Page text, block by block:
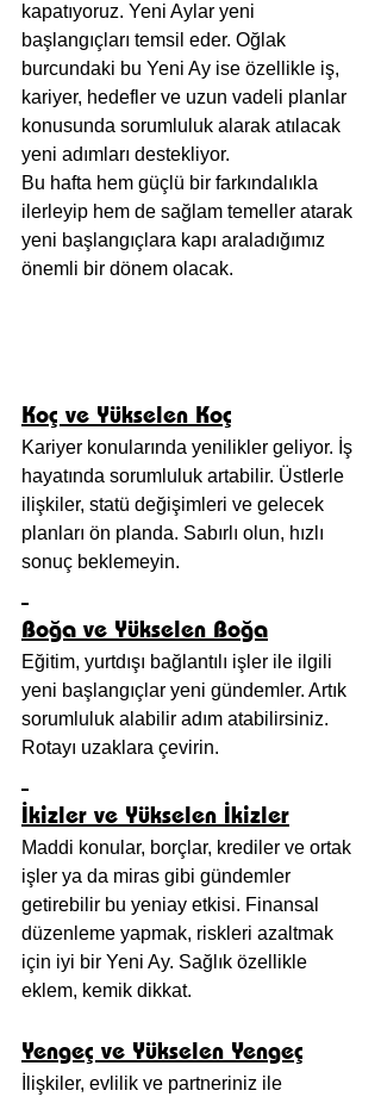
kapatıyoruz. Yeni Aylar yeni
başlangıçları temsil eder. Oğlak
burcundaki bu Yeni Ay ise özellikle iş,
kariyer, hedefler ve uzun vadeli planlar
konusunda sorumluluk alarak atılacak
yeni adımları destekliyor.
Bu hafta hem güçlü bir farkındalıkla
ilerleyip hem de sağlam temeller atarak
yeni başlangıçlara kapı araladığımız
önemli bir dönem olacak.
Koç ve Yükselen Koç
Kariyer konularında yenilikler geliyor. İş
hayatında sorumluluk artabilir. Üstlerle
ilişkiler, statü değişimleri ve gelecek
planları ön planda. Sabırlı olun, hızlı
sonuç beklemeyin.
Boğa ve Yükselen Boğa
Eğitim, yurtdışı bağlantılı işler ile ilgili
yeni başlangıçlar yeni gündemler. Artık
sorumluluk alabilir adım atabilirsiniz.
Rotayı uzaklara çevirin.
İkizler ve Yükselen İkizler
Maddi konular, borçlar, krediler ve ortak
işler ya da miras gibi gündemler
getirebilir bu yeniay etkisi. Finansal
düzenleme yapmak, riskleri azaltmak
için iyi bir Yeni Ay. Sağlık özellikle
eklem, kemik dikkat.
Yengeç ve Yükselen Yengeç
İlişkiler, evlilik ve partneriniz ile